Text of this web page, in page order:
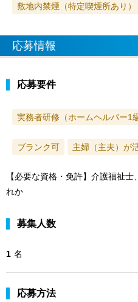
敷地内禁煙（特定喫煙所あり）
応募情報
応募要件
実務者研修（ホームヘルパー1
ブランク可 主婦（主夫）が
【必要な資格・免許】介護福祉
れか
募集人数
1 名
応募方法